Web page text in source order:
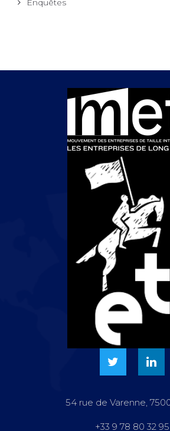
Enquêtes
54 rue de Varenne,
+33 9 78 80 32 95